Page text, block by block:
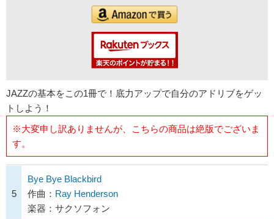
JAZZの基本をこの1冊で！底力アップで自分のアドリブをゲッ
トしよう！
※大変申し訳ありませんが、こちらの商品は絶版でございま
す。
5
Bye Bye Blackbird
作曲： Ray Henderson
楽器：サクソフォン